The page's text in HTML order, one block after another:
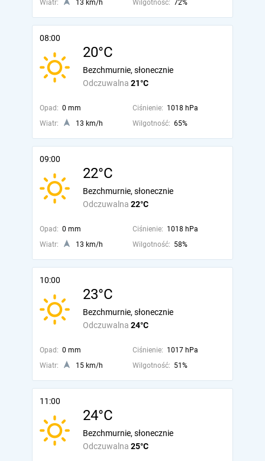
Wiatr: 13 km/h Wilgotność: 72%
08:00
20°C
Odczuwalna 21°C
Bezchmurnie, słonecznie
Opad: 0 mm Ciśnienie: 1018 hPa
Wiatr:
13 km/h Wilgotność: 65%
09:00
22°C
Odczuwalna 22°C
Bezchmurnie, słonecznie
Opad: 0 mm Ciśnienie: 1018 hPa
Wiatr:
13 km/h Wilgotność: 58%
10:00
23°C
Odczuwalna 24°C
Bezchmurnie, słonecznie
Opad: 0 mm Ciśnienie: 1017 hPa
Wiatr:
15 km/h Wilgotność: 51%
11:00
24°C
Odczuwalna 25°C
Bezchmurnie, słonecznie